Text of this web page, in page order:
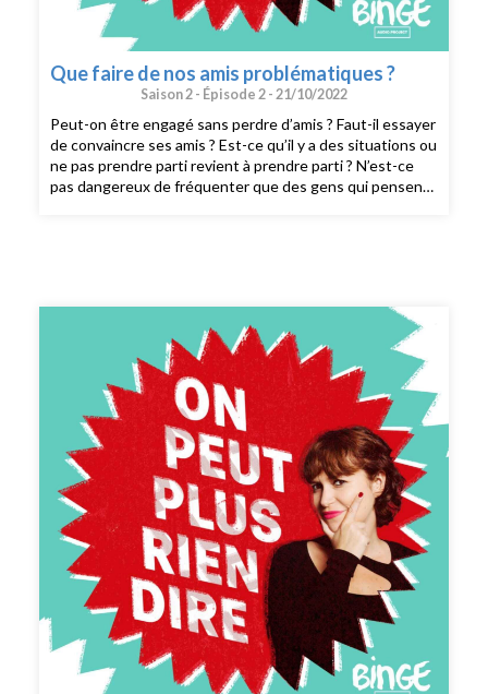
Que faire de nos amis problématiques ?
Saison 2 - Épisode 2 - 21/10/2022
Peut-on être engagé sans perdre d’amis ? Faut-il essayer
de convaincre ses amis ? Est-ce qu’il y a des situations ou
ne pas prendre parti revient à prendre parti ? N’est-ce
pas dangereux de fréquenter que des gens qui pensent
2021)Fragilité blanche, de Robin Diangelo (éd. Les
Arènes, 2020) Cet épisode a été enregistré en public au
Point Éphémère. CRÉDITS : On peut plus rien dire est
un podcast de Binge Audio animé par Judith Duportail.
Réalisation : Paul Bertiaux. Production et édition :
Charlotte Baix. Générique : Josselin Bordat (musique) et
Bonnie Banane (voix). Identité graphique : Sébastien
Brothier (Upian). Direction des programmes : Joël Ronez.
Direction de la rédaction : David Carzon. Direction
générale : Gabrielle Boeri-Charles.